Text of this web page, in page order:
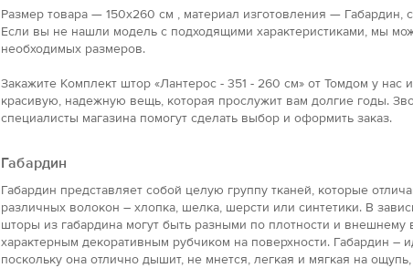
Размер товара — 150x260 см , материал изготовления — Габардин,
Если вы не нашли модель с подходящими характеристиками, мы
необходимых размеров.
Закажите Комплект штор «Лантерос - 351 - 260 см» от Томдом у нас
красивую, надежную вещь, которая прослужит вам долгие годы.
специалисты магазина помогут сделать выбор и оформить заказ.
Габардин
Габардин представляет собой целую группу тканей, которые
различных волокон – хлопка, шелка, шерсти или синтетики. В
шторы из габардина могут быть разными по плотности и внешнему
характерным декоративным рубчиком на поверхности. Габардин –
поскольку она отлично дышит, не мнется, легкая и мягкая на